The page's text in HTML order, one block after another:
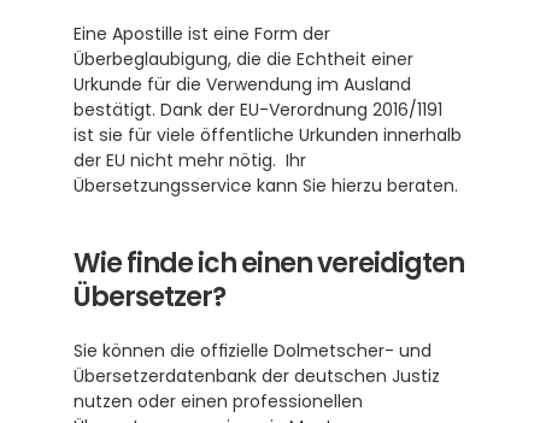
Eine Apostille ist eine Form der
Überbeglaubigung, die die Echtheit einer
Urkunde für die Verwendung im Ausland
bestätigt. Dank der EU-Verordnung 2016/1191
ist sie für viele öffentliche Urkunden innerhalb
der EU nicht mehr nötig.  Ihr
Übersetzungsservice kann Sie hierzu beraten.
Wie finde ich einen vereidigten
Übersetzer?
Sie können die offizielle Dolmetscher- und
Übersetzerdatenbank der deutschen Justiz
nutzen oder einen professionellen